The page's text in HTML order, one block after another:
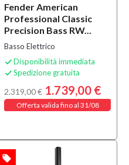
Fender American
Professional Classic
Precision Bass RW...
Basso Elettrico
 Disponibilità immediata
 Spedizione gratuita
2.319,00 € 1.739,00 €
Offerta valida fino al 31/08
local_offer